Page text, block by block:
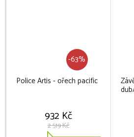
-63%
Police Artis - ořech pacific
932 Kč
2 519 Kč